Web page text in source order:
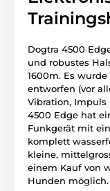
Dogtra 4500
und robustes
1600m. Es
entworfen (vor
Vibration, Impuls
4500 Edge hat
Funkgerät mit
komplett
kleine,
einem Kauf von
Hunden möglich.